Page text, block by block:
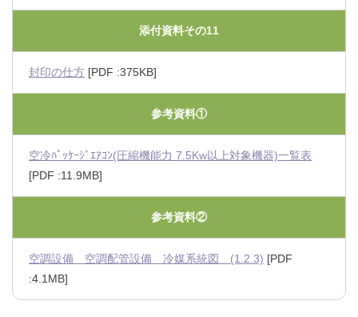
添付資料その11
封印の仕方 [PDF :375KB]
参考資料①
空冷ﾊﾟｯｹｰｼﾞｴｱｺﾝ(圧縮機能力 7.5Kw以上対象機器)一覧表
[PDF :11.9MB]
参考資料②
空調設備 空調配管設備 冷媒系統図 (1.2.3) [PDF
:4.1MB]